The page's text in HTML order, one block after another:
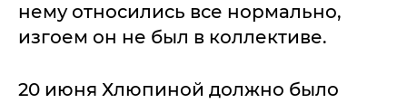
нему относились все нормально,
изгоем он не был в коллективе.
20 июня Хлюпиной должно было